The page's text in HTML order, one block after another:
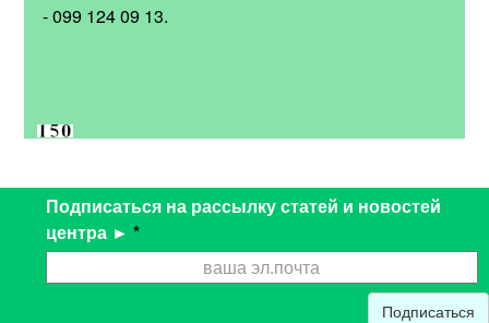
- 099 124 09 13.
Подписаться на рассылку статей и новостей
центра ► *
Подписаться